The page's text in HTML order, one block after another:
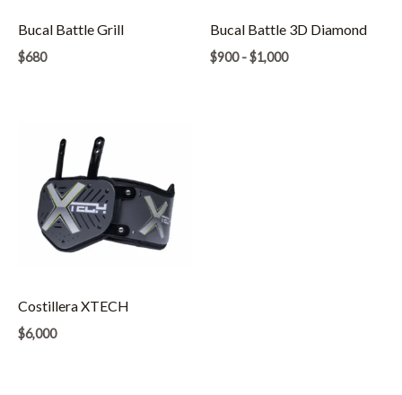
Bucal Battle Grill
$680
Bucal Battle 3D Diamond
$900 -$1,000Rango
Costillera XTECH
$6,000